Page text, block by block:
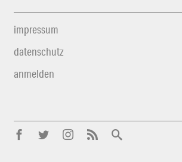
impressum
datenschutz
anmelden